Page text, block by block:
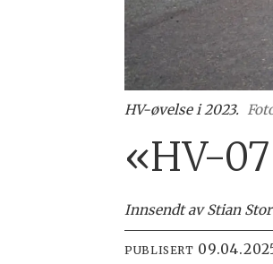
HV-øvelse i 2023.
«HV-
Innsendt av Stian
PUBLISERT